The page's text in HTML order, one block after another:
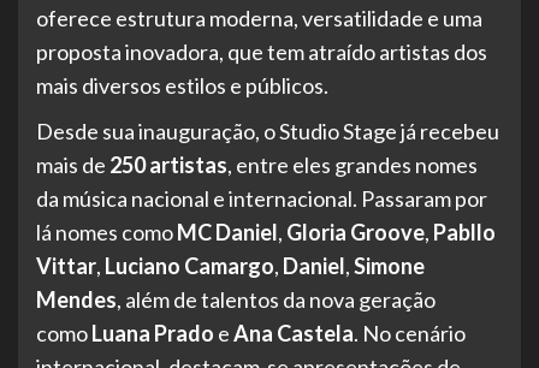
oferece estrutura moderna, versatilidade e uma
proposta inovadora, que tem atraído artistas dos
mais diversos estilos e públicos.
Desde sua inauguração, o Studio Stage já recebeu
mais de 250 artistas, entre eles grandes nomes
da música nacional e internacional. Passaram por
lá nomes comoMC Daniel, Gloria Groove, Pabllo
Vittar, Luciano Camargo, Daniel,Simone
Mendes, além de talentos da nova geração
comoLuana Prado eAna Castela. No cenário